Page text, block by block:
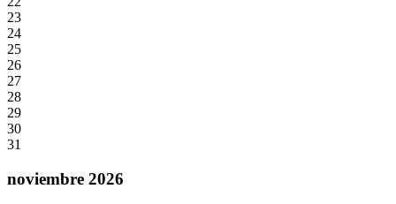
23
24
25
26
27
28
29
30
31
noviembre 2026